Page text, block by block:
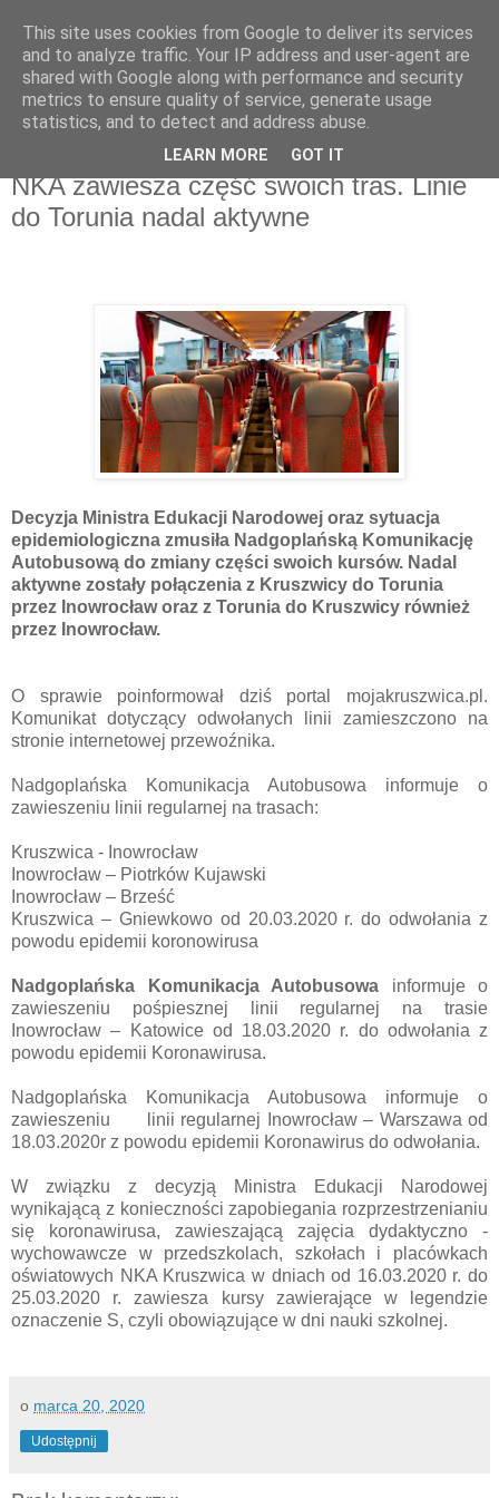
piątek, 20 marca 2020
NKA zawiesza część swoich tras. Linie
do Torunia nadal aktywne
Decyzja Ministra Edukacji Narodowej oraz sytuacja
epidemiologiczna zmusiła Nadgoplańską Komunikację
Autobusową do zmiany części swoich kursów. Nadal
aktywne zostały połączenia z Kruszwicy do Torunia
przez Inowrocław oraz z Torunia do Kruszwicy również
przez Inowrocław.
O sprawie poinformował dziś portal mojakruszwica.pl.
Komunikat dotyczący odwołanych linii zamieszczono na
stronie internetowej przewoźnika.
Nadgoplańska Komunikacja Autobusowa informuje o
zawieszeniu linii regularnej na trasach:
Kruszwica - Inowrocław
Inowrocław – Piotrków Kujawski
Inowrocław – Brześć
Kruszwica – Gniewkowo od 20.03.2020 r. do odwołania z
powodu epidemii koronowirusa
Nadgoplańska Komunikacja Autobusowa informuje o
zawieszeniu pośpiesznej linii regularnej na trasie
Inowrocław – Katowice od 18.03.2020 r. do odwołania z
powodu epidemii Koronawirusa.
Nadgoplańska Komunikacja Autobusowa informuje o
zawieszeniu linii regularnej Inowrocław – Warszawa od
18.03.2020r z powodu epidemii Koronawirus do odwołania.
W związku z decyzją Ministra Edukacji Narodowej
wynikającą z konieczności zapobiegania rozprzestrzenianiu
się koronawirusa, zawieszającą zajęcia dydaktyczno -
wychowawcze w przedszkolach, szkołach i placówkach
oświatowych NKA Kruszwica w dniach od 16.03.2020 r. do
25.03.2020 r. zawiesza kursy zawierające w legendzie
oznaczenie S, czyli obowiązujące w dni nauki szkolnej.
o marca 20, 2020
Udostępnij
This site uses cookies from Google to deliver its services
and to analyze traffic. Your IP address and user-agent are
shared with Google along with performance and security
metrics to ensure quality of service, generate usage
statistics, and to detect and address abuse.
LEARN MORE GOT IT